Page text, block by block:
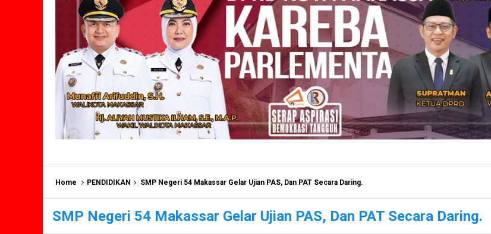
Home PENDIDIKAN SMP Negeri 54 Makassar Gelar Ujian PAS, Dan PAT Secara Daring.
SMP Negeri 54 Makassar Gelar Ujian PAS, Dan PAT Secara Daring.